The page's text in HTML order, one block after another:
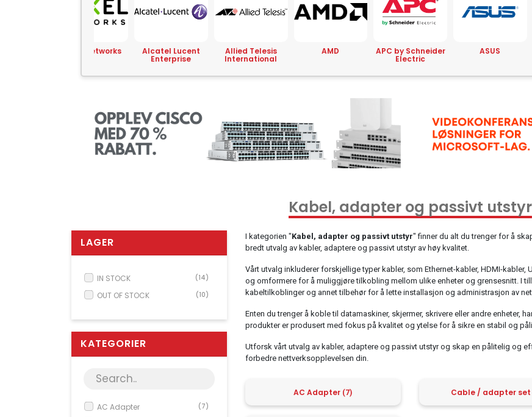
Alcatel Lucent Allied Telesis
International
AMD APC by Schneider ASUS Avaya
Kabel, adapter og passivt utstyr
LAGER
IN STOCK (14)
OUT OF STOCK (10)
KATEGORIER
AC Adapter (7)
I kategorien "Kabel, adapter og passivt utstyr" finner du alt du trenger for å
bredt utvalg av kabler, adaptere og passivt utstyr av høy kvalitet.
Vårt utvalg inkluderer forskjellige typer kabler, som Ethernet-kabler, HDMI-
og omformere for å muliggjøre tilkobling mellom ulike enheter og grensesnitt. I
kabeltilkoblinger og annet tilbehør for å lette installasjon og administrasjon av
Enten du trenger å koble til datamaskiner, skjermer, skrivere eller andre enheter,
produkter er produsert med fokus på kvalitet og ytelse for å sikre en stabil og
Utforsk vårt utvalg av kabler, adaptere og passivt utstyr og skap en pålitelig og
forbedre nettverksopplevelsen din.
AC Adapter (7) Cable / adapter set